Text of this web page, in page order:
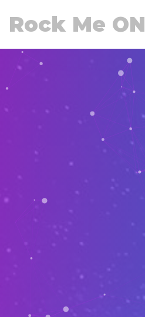
Rock Me ON